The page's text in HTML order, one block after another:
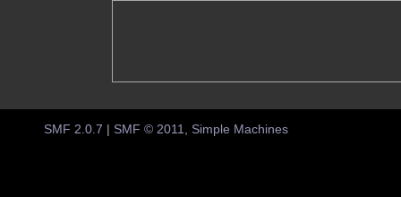
SMF 2.0.7 SMF © 2011, Simple Machines